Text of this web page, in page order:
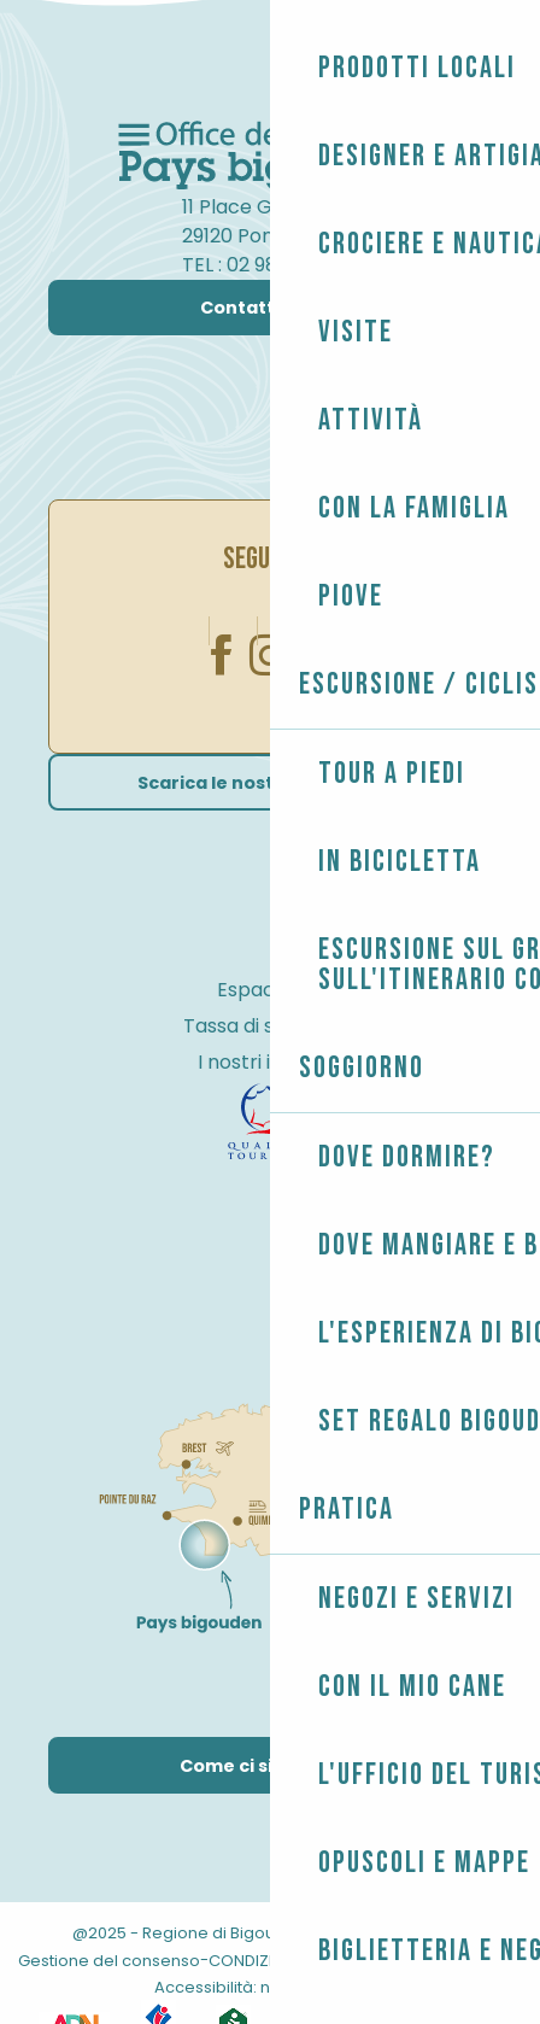
Prodotti locali
Designer e
Crociere e
Visite
Attività
Con la famiglia
Piove
Escursione /
Tour a piedi
In bicicletta
Escursione sul
sull'itinerario
Soggiorno
Dove dormire?
Dove mangiare e
L'esperienza di
Set regalo
Pratica
Negozi e servizi
Con il mio cane
L'Ufficio del
Opuscoli e mappe
Biglietteria e
11 Place Gambetta
29120 Pont-l'Abbé
TEL : 02 98 82 37 99
Contattateci
SEGUITECI
Scarica le nostre brochure
Espace Pro
Tassa di soggiorno
I nostri impegni
Come ci si arriva?
@2025 - Regione di Bigouden Informazioni legali -
Gestione del consenso-CONDIZIONI GENERALI -Mappa del sito -
Accessibilità: non conforme